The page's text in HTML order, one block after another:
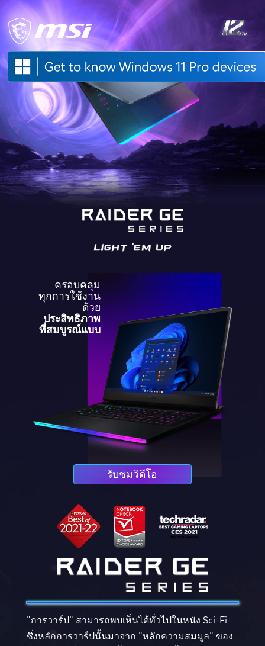
ครอบคลุม
ทุกการใช้งาน
ด้วย
ประสิทธิภาพ
ที่สมบูรณ์แบบ
รับชมวิดีโอ
"การวาร์ป" สามารถพบเห็นได้ทั่วไปในหนัง Sci-Fi
ซึ่งหลักการวาร์ปนั้นมาจาก "หลักความสมมูล" ของ